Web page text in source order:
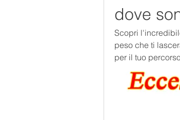
dove
Scopri
peso che ti
per il tuo